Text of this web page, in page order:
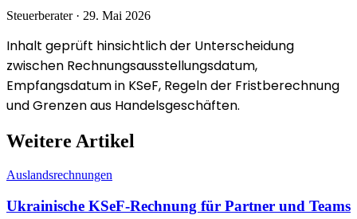
Steuerberater· 29. Mai 2026
Inhalt geprüft hinsichtlich der Unterscheidung
zwischen Rechnungsausstellungsdatum,
Empfangsdatum in KSeF, Regeln der Fristberechnung
und Grenzen aus Handelsgeschäften.
Weitere Artikel
Auslandsrechnungen
Ukrainische KSeF-Rechnung für Partner und Teams